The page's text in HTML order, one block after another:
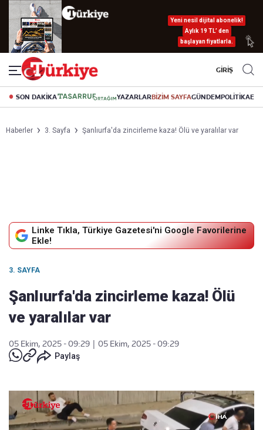
Yeni nesil dijital abonelik!
Aylık 19 TL’ den
başlayan fiyatlarla.
GİRİŞ
SON DAKİKA YAZARLARBİZİM SAYFAGÜNDEMPOLİTİKA
Haberler 3. Sayfa Şanlıurfa'da zincirleme kaza! Ölü ve yaralılar var
Linke Tıkla, Türkiye Gazetesi'ni Google Favorilerine
Ekle!
3. SAYFA
Şanlıurfa'da zincirleme kaza! Ölü
ve yaralılar var
05 Ekim, 2025 - 09:29
05 Ekim, 2025 - 09:29
Paylaş